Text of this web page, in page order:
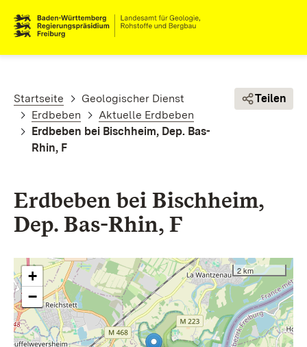
Pfadnavigation
Startseite
Geologischer Dienst
Erdbeben
Aktuelle Erdbeben
Erdbeben bei Bischheim, Dep. Bas-
Rhin, F
Teilen
Erdbeben bei Bischheim,
Dep. Bas-Rhin, F
+
−
2 km